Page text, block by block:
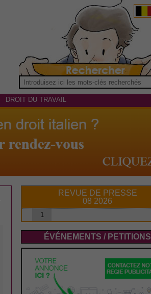
DROIT DU TRAVAIL
REVUE DE PRESSE
08 2026
1
ÉVÉNEMENTS / PETITIONS